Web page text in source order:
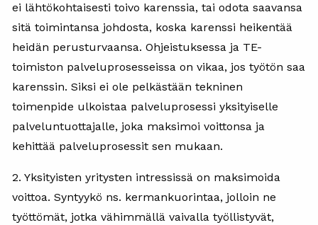
ei lähtökohtaisesti toivo karenssia, tai odota saavansa
sitä toimintansa johdosta, koska karenssi heikentää
heidän perusturvaansa. Ohjeistuksessa ja TE-
toimiston palveluprosesseissa on vikaa, jos työtön saa
karenssin. Siksi ei ole pelkästään tekninen
toimenpide ulkoistaa palveluprosessi yksityiselle
palveluntuottajalle, joka maksimoi voittonsa ja
kehittää palveluprosessit sen mukaan.
2. Yksityisten yritysten intressissä on maksimoida
voittoa. Syntyykö ns. kermankuorintaa, jolloin ne
työttömät, jotka vähimmällä vaivalla työllistyvät,